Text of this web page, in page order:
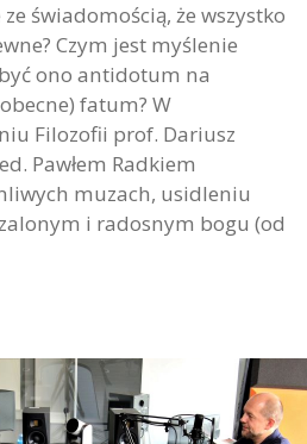
świadomością, że wszystko
Czym jest myślenie
ono antidotum na
fatum? W
Filozofii prof. Dariusz
Pawłem Radkiem
muzach, usidleniu
i radosnym bogu (od